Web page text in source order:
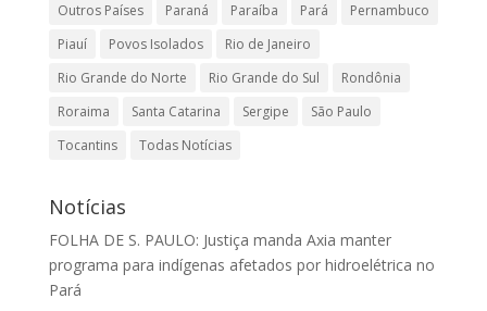
Outros Países
Paraná Paraíba Pará
Pernambuco
Piauí
Povos Isolados
Rio de Janeiro
Rio Grande do Norte
Rio Grande do Sul
Rondônia
Roraima
Santa Catarina Sergipe
São Paulo
Tocantins
Todas Notícias
Notícias
FOLHA DE S. PAULO: Justiça manda Axia manter
programa para indígenas afetados por hidroelétrica no
Pará